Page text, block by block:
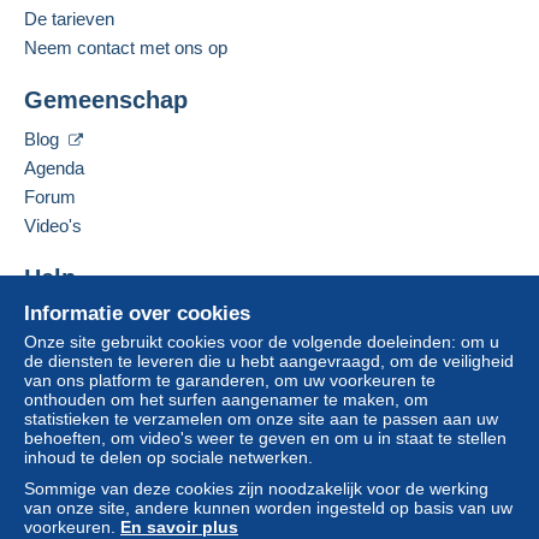
Zone 6
Zone 7
Deze zone omvatéén land.
Aangetekende pakketpost (met tracking)
Engels (Verenigd Koninkrijk)
De verkoper contacteren
Informatie over cookies
Onze site gebruikt cookies voor de volgende doeleinden: om u
de diensten te leveren die u hebt aangevraagd, om de veiligheid
van ons platform te garanderen, om uw voorkeuren te
onthouden om het surfen aangenamer te maken, om
statistieken te verzamelen om onze site aan te passen aan uw
behoeften, om video's weer te geven en om u in staat te stellen
inhoud te delen op sociale netwerken.
Sommige van deze cookies zijn noodzakelijk voor de werking
van onze site, andere kunnen worden ingesteld op basis van uw
voorkeuren. En savoir plus
De tarieven
Neem contact met ons op
Gemeenschap
Blog
Agenda
Forum
Video's
Help
Hulpcentrum
Kopen op Delcampe
Verkopen op Delcampe
Een beveiligde website